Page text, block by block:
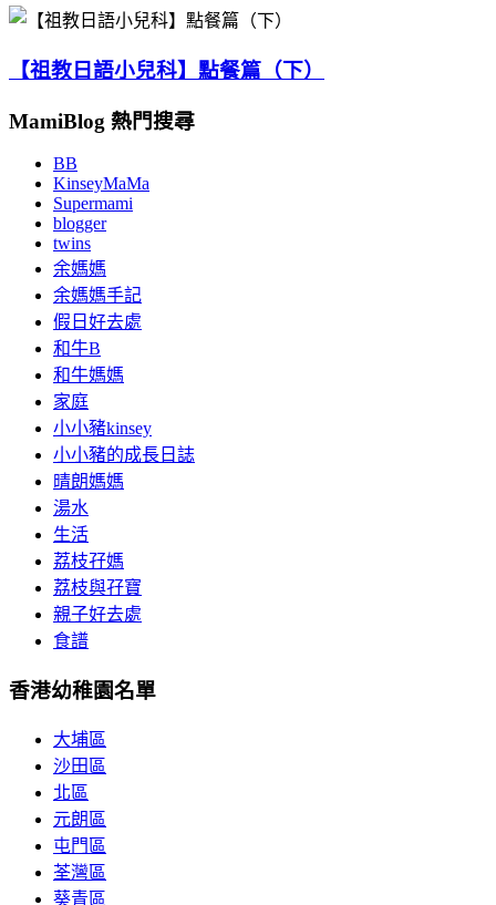
【祖教日語小兒科】點餐篇（下）
MamiBlog 熱門搜尋
BB
KinseyMaMa
Supermami
blogger
twins
余媽媽
余媽媽手記
假日好去處
和牛B
和牛媽媽
家庭
小小豬kinsey
小小豬的成長日誌
晴朗媽媽
湯水
生活
荔枝孖媽
荔枝與孖寶
親子好去處
食譜
香港幼稚園名單
大埔區
沙田區
北區
元朗區
屯門區
荃灣區
葵青區